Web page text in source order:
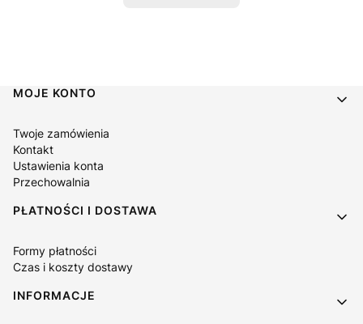
Linki w stopce
MOJE KONTO
Twoje zamówienia
Kontakt
Ustawienia konta
Przechowalnia
PŁATNOŚCI I DOSTAWA
Formy płatności
Czas i koszty dostawy
INFORMACJE